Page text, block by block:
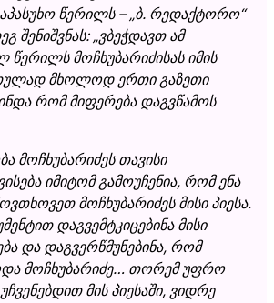
წერილს –„ბ. რედაქტორო“
შენიშვნას:„ვბეჭდავთ ამ
მოჩხუბარიძისას იმის
მხოლოდ ერთი გაზეთი
რომ მიფერება დაგვწამოს
მოჩხუბარიძეს თავისი
იმიტომ გამოუჩენია, რომ ენა
მოჩხუბარიძეს მისი პიესა.
დაგვემტკიცებინა მისი
და დაგვერწმუნებინა, რომ
მოჩხუბარიძე… თორემ უფრო
მის პიესაში, ვიდრე